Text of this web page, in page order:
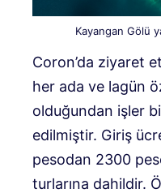
Kayangan Gölü
Coron’da ziyaret
her ada ve lagün
olduğundan işler
edilmiştir. Giriş
pesodan 2300
turlarına dahildir.